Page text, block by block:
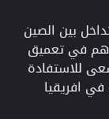
بين الصين
في تعميق
للاستفادة
افريقيا